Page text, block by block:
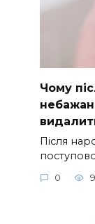
Чому
Після
0